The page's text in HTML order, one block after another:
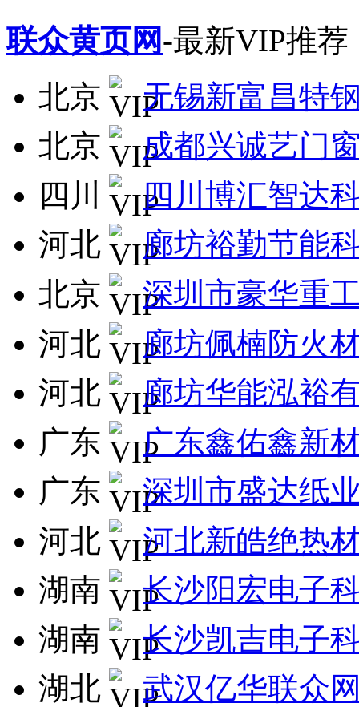
联众黄页网-最新VIP推荐
北京
无锡新富昌特
北京
成都兴诚艺门
四川
四川博汇智达
河北
廊坊裕勤节能
北京
深圳市豪华重
河北
廊坊佩楠防火
河北
廊坊华能泓裕
广东
广东鑫佑鑫新
广东
深圳市盛达纸
河北
河北新皓绝热
湖南
长沙阳宏电子
湖南
长沙凯吉电子
湖北
武汉亿华联众